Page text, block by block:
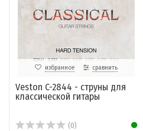
избранное сравнить
Veston C-2844 - струны для
классической гитары
(0)